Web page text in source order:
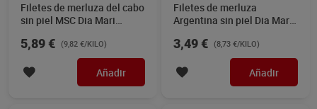
Filetes de merluza del cabo
sin piel MSC Dia Mari
5,89 € (9,82 €/KILO)
Añadir
Filetes de merluza
Argentina sin piel Dia Mari
3,49 € (8,73 €/KILO)
Añadir